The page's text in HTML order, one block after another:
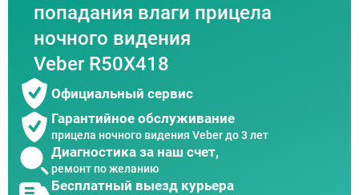
попадания влаги прицела
ночного видения
Veber R50X418
Официальный сервис
Гарантийное обслуживание
прицела ночного видения Veber до 3 лет
Диагностика за наш счет,
ремонт по желанию
Бесплатный выезд курьера